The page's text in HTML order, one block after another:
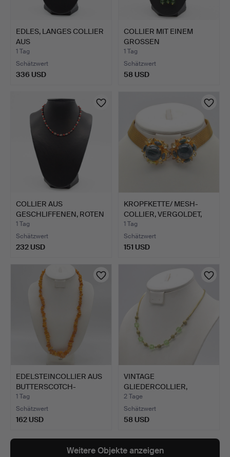
EDLES, LANGES COLLIER
AUS
ENGELSHAUTKORALL…
1 Tag
Schätzwert
336 USD
COLLIER MIT EINEM
GROSSEN
JADEEDELSTEIN UN…
1 Tag
Schätzwert
58 USD
COLLIER AUS
GESCHLIFFENEN, ROTEN
KORALLENP…
1 Tag
Schätzwert
232 USD
KROPFKETTE/ MESH-
COLLIER, VERGOLDET,
GLASE…
1 Tag
Schätzwert
151 USD
EDELSTEINCOLLIER AUS
BUTTERSCOTCH-
BERNSTEI…
1 Tag
Schätzwert
162 USD
VINTAGE
GLIEDERCOLLIER,
VERGOLDETE SCHLANG…
2 Tage
Schätzwert
58 USD
Weitere Objekte anzeigen